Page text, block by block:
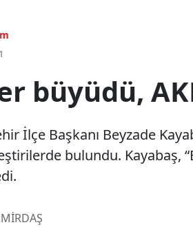
büyüdü,
İlçe Başkanı Beyzade
bulundu. Kayabaş,